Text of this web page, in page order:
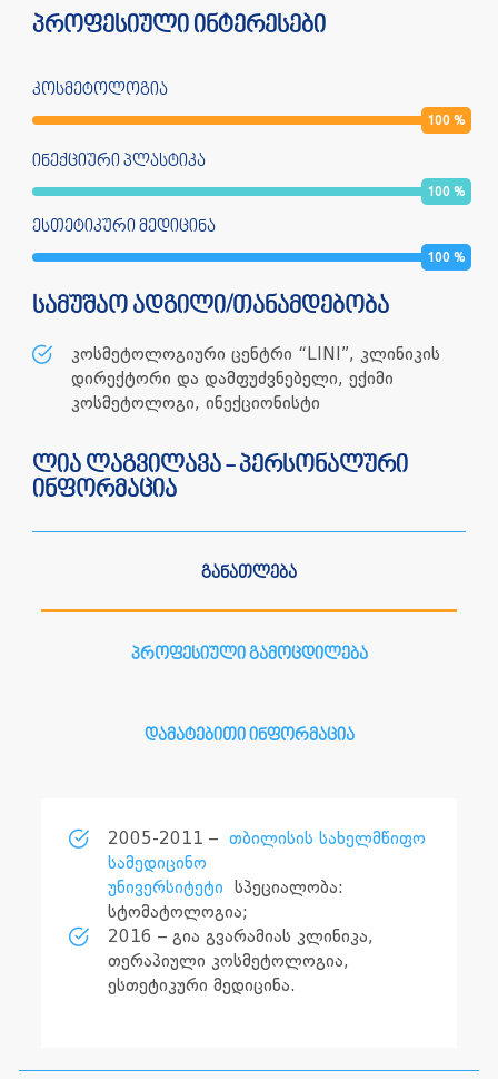
პროფესიული ინტერესები
კოსმეტოლოგია
100 %
ინექციური პლასტიკა
100 %
ესთეტიკური მედიცინა
100 %
სამუშაო ადგილი/თანამდებობა
კოსმეტოლოგიური ცენტრი “LINI”, კლინიკის
დირექტორი და დამფუძვნებელი, ექიმი
კოსმეტოლოგი, ინექციონისტი
ლია ლაგვილავა - პერსონალური
ინფორმაცია
განათლება
პროფესიული გამოცდილება
დამატებითი ინფორმაცია
2005-2011 – თბილისის სახელმწიფო
სამედიცინო
უნივერსიტეტი
სპეციალობა:
სტომატოლოგია;
2016 – გია გვარამიას კლინიკა,
თერაპიული კოსმეტოლოგია,
ესთეტიკური მედიცინა.